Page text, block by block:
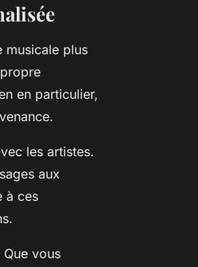
musicale plus
en particulier,
les artistes.
aux
à ces
vous